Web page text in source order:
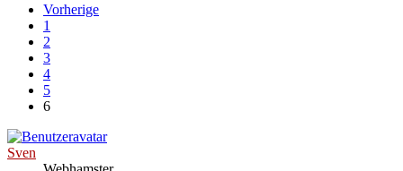
Vorherige
1
2
3
4
5
6
Sven